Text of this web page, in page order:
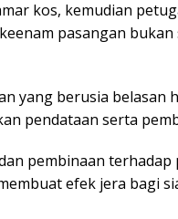
kos, kemudian
pasangan
yang berusia belasan
pendataan serta
pembinaan
efek jera bagi